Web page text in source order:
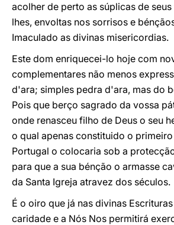
acolher de perto as súplicas de
lhes, envoltas nos sorrisos e
Imaculado as divinas misericordias.
Este dom enriquecei-lo hoje com
complementares não menos
d'ara; simples pedra d'ara, mas do
Pois que berço sagrado da vossa
onde renasceu filho de Deus o seu
o qual apenas constituido o
Portugal o colocaria sob a
para que a sua bénção o armasse
da Santa Igreja atravez dos séculos.
É o oiro que já nas divinas
caridade e a Nós Nos permitirá